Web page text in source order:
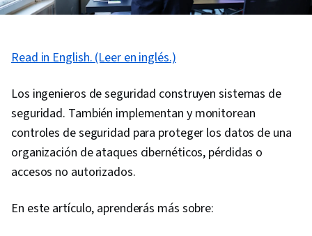
Read in English. (Leer en inglés.)
Los ingenieros de seguridad construyen sistemas de
seguridad. También implementan y monitorean
controles de seguridad para proteger los datos de una
organización de ataques cibernéticos, pérdidas o
accesos no autorizados.
En este artículo, aprenderás más sobre: